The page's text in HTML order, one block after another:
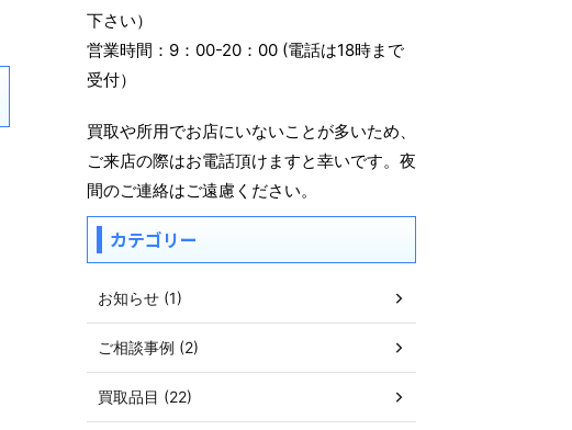
下さい）
営業時間：9：00-20：00 (電話は18時まで
受付）
買取や所用でお店にいないことが多いため、
ご来店の際はお電話頂けますと幸いです。夜
間のご連絡はご遠慮ください。
カテゴリー
お知らせ (1)
ご相談事例 (2)
買取品目 (22)